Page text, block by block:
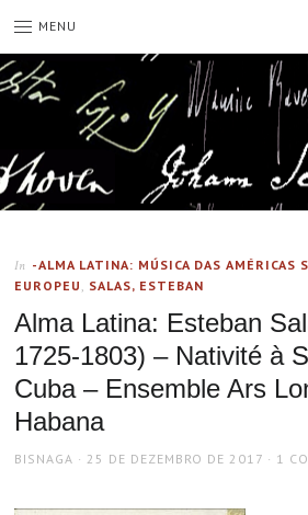
MENU
In -ALMA LATINA: MÚSICA DAS AMÉRICAS
EUROPEU , SALAS, ESTEBAN
Alma Latina: Esteban
1725-1803) – Nativité à
Cuba – Ensemble Ars
Habana
AUTHOR
BISNAGA
POSTED
25 DE DEZEMBRO DE 2017 1